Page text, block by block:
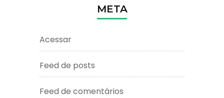
META
Acessar
Feed de posts
Feed de comentários